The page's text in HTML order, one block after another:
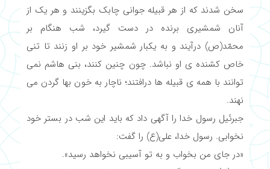
سخن شدند که از هر قبیله جوانی چابک بگزینند و هر یک از
آنان شمشیری برنده در دست گیرد، شب هنگام بر
محمّد(ص) درآیند و به یکبار شمشیر خود بر او زنند تا تنی
خاص کشنده ی او نباشد. چون چنین کنند، بنی هاشم نمی
توانند با همه ی قبیله ها درافتند؛ ناچار به خون بها گردن می
نهند.
جبرئیل رسول خدا را آگهی داد که باید این شب در بستر خود
نخوابی. رسول خدا، علی(ع) را گفت:
«در جای من بخواب و به تو آسیبی نخواهد رسید».